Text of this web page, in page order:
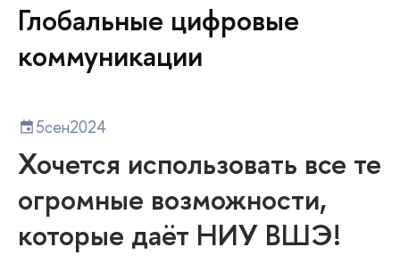
Глобальные цифровые
коммуникации
5сен2024
Хочется использовать все те
огромные возможности,
которые даёт НИУ ВШЭ!